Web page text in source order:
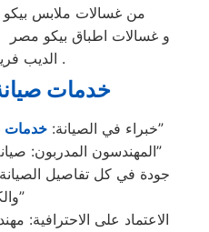
من غسالات ملابس
الديب فريزر المبردات .
خدمات
“خبراء في الصيانة:خدمات
تضمن أفضل أداء”
“المهندسون المدربون: صيانة بيكو بيد خبراء في الميدان”
والكفاءة”